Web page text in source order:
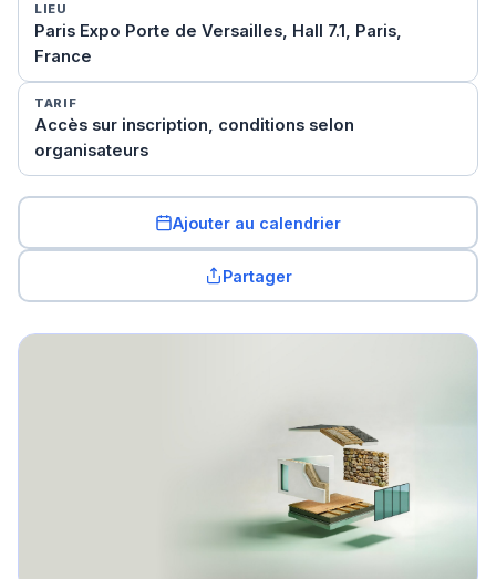
LIEU
Paris Expo Porte de Versailles, Hall 7.1, Paris,
France
TARIF
Accès sur inscription, conditions selon
organisateurs
Ajouter au calendrier
Partager